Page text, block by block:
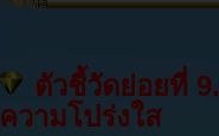
ตัวชี้วัดย่อยที่
ความโปร่งใส